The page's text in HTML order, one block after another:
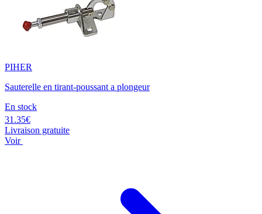
PIHER
Sauterelle en tirant-poussant a plongeur
En stock
31.35€
Livraison gratuite
Voir